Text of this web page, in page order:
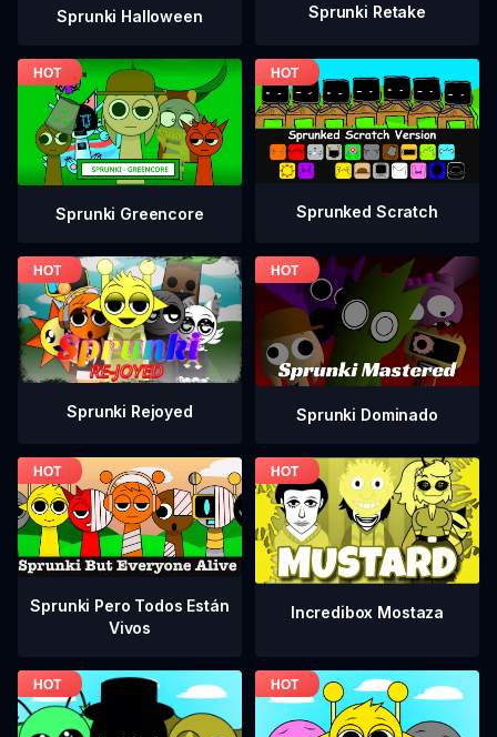
Sprunki Halloween Sprunki Retake
Sprunki Greencore Sprunked Scratch
Sprunki Rejoyed Sprunki Dominado
Sprunki Pero Todos Están
Vivos
Incredibox Mostaza